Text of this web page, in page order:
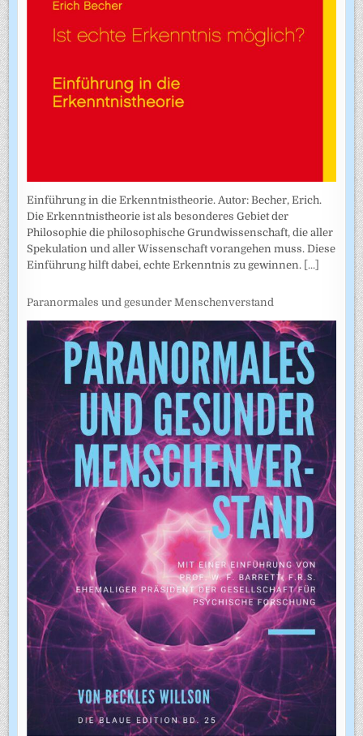
Einführung in die Erkenntnistheorie. Autor: Becher, Erich.
Die Erkenntnistheorie ist als besonderes Gebiet der
Philosophie die philosophische Grundwissenschaft, die aller
Spekulation und aller Wissenschaft vorangehen muss. Diese
Einführung hilft dabei, echte Erkenntnis zu gewinnen. [...]
Paranormales und gesunder Menschenverstand